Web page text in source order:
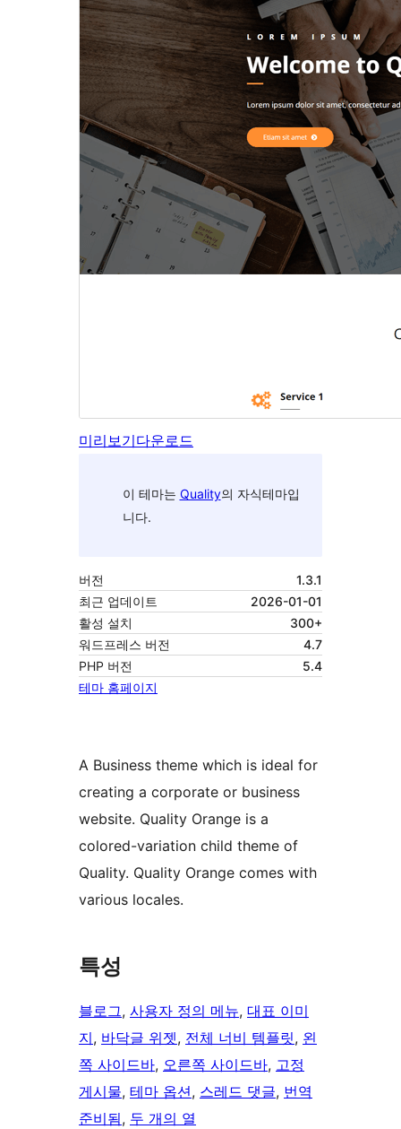
미리보기다운로드
이 테마는 Quality의 자식테마입
니다.
버전
1.3.1
최근 업데이트
2026-01-01
활성 설치
300+
워드프레스 버전
4.7
PHP 버전
5.4
테마 홈페이지
A Business theme which is ideal for
creating a corporate or business
website. Quality Orange is a
colored-variation child theme of
Quality. Quality Orange comes with
various locales.
특성
블로그, 사용자 정의 메뉴, 대표 이미
지, 바닥글 위젯, 전체 너비 템플릿, 왼
쪽 사이드바, 오른쪽 사이드바, 고정
게시물, 테마 옵션, 스레드 댓글, 번역
준비됨, 두 개의 열